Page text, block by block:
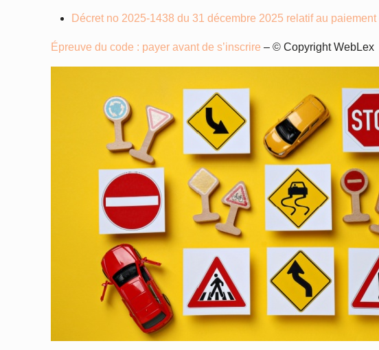
Décret no 2025-1438 du 31 décembre 2025 relatif au
Épreuve du code : payer avant de s’inscrire– © Copyright WebLex